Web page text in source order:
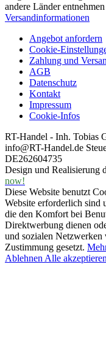
andere Länder
Versandinformationen
Angebot anfordern
Cookie-
Zahlung und
AGB
Datenschutz
Kontakt
Impressum
Cookie-Infos
RT-Handel - Inh. Tobias
info@RT-Handel.de
DE262604735
Design und Realisierung
now!
Diese Website benutzt
Website erforderlich sind
die den Komfort bei
Direktwerbung dienen
und sozialen
Zustimmung gesetzt.
Ablehnen Alle akzeptieren